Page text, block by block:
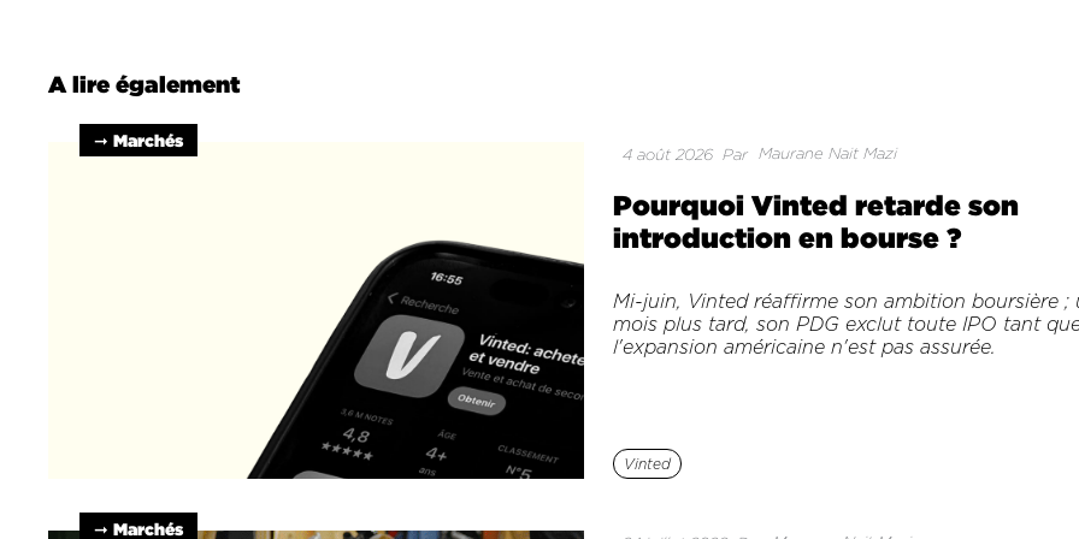
A lire également
➞ Marchés
4 août 2026 Par Maurane Nait Mazi
Pourquoi Vinted retarde son
introduction en bourse ?
Mi-juin, Vinted réaffirme son ambition boursière ;
mois plus tard, son PDG exclut toute IPO tant
l'expansion américaine n'est pas assurée.
Vinted
➞ Marchés